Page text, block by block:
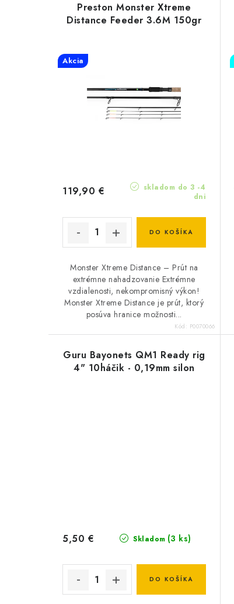
Preston Monster Xtreme
Distance Feeder 3.6M 150gr
Akcia
skladom do 3 -4
dni
119,90 €
DO KOŠÍKA
Monster Xtreme Distance – Prút na
extrémne nahadzovanie Extrémne
vzdialenosti, nekompromisný výkon!
Monster Xtreme Distance je prút, ktorý
posúva hranice možnosti...
Kód: P0070066
Guru Bayonets QM1 Ready rig
4" 10háčik - 0,19mm silon
Skladom (3 ks)
5,50 €
DO KOŠÍKA